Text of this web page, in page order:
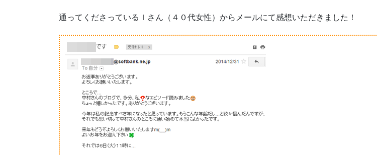
通ってくださっているＩさん（４０代女性）からメールにて感想いただきました！